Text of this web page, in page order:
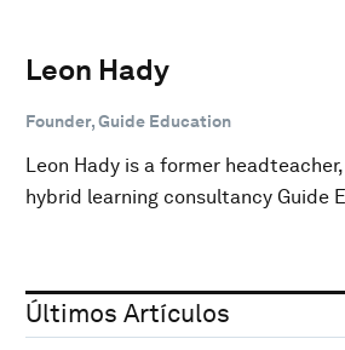
Leon Hady
Founder, Guide Education
Leon Hady is a former
hybrid learning consultancy Guide
Últimos Artículos